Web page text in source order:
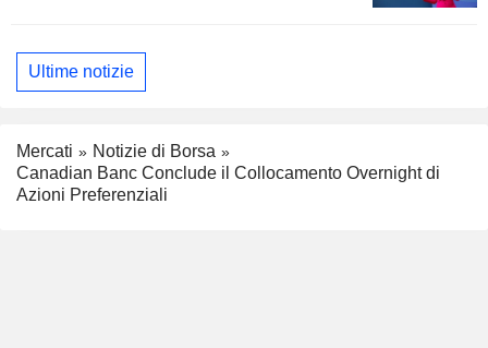
Ultime notizie
Mercati
Notizie di Borsa
Canadian Banc Conclude il Collocamento Overnight di
Azioni Preferenziali